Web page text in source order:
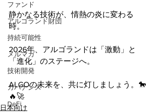
ファンド
アルゴランド財団
持続可能性
メルマガ
技術開発
ガバナンス
DeFi
静かなる技術が、情熱の炎に変わる
時。
2026年、アルゴランドは「激動」と
「進化」のステージへ。
ALGOの未来を、共に灯しましょう。🐎
🔥🚀
日本向け